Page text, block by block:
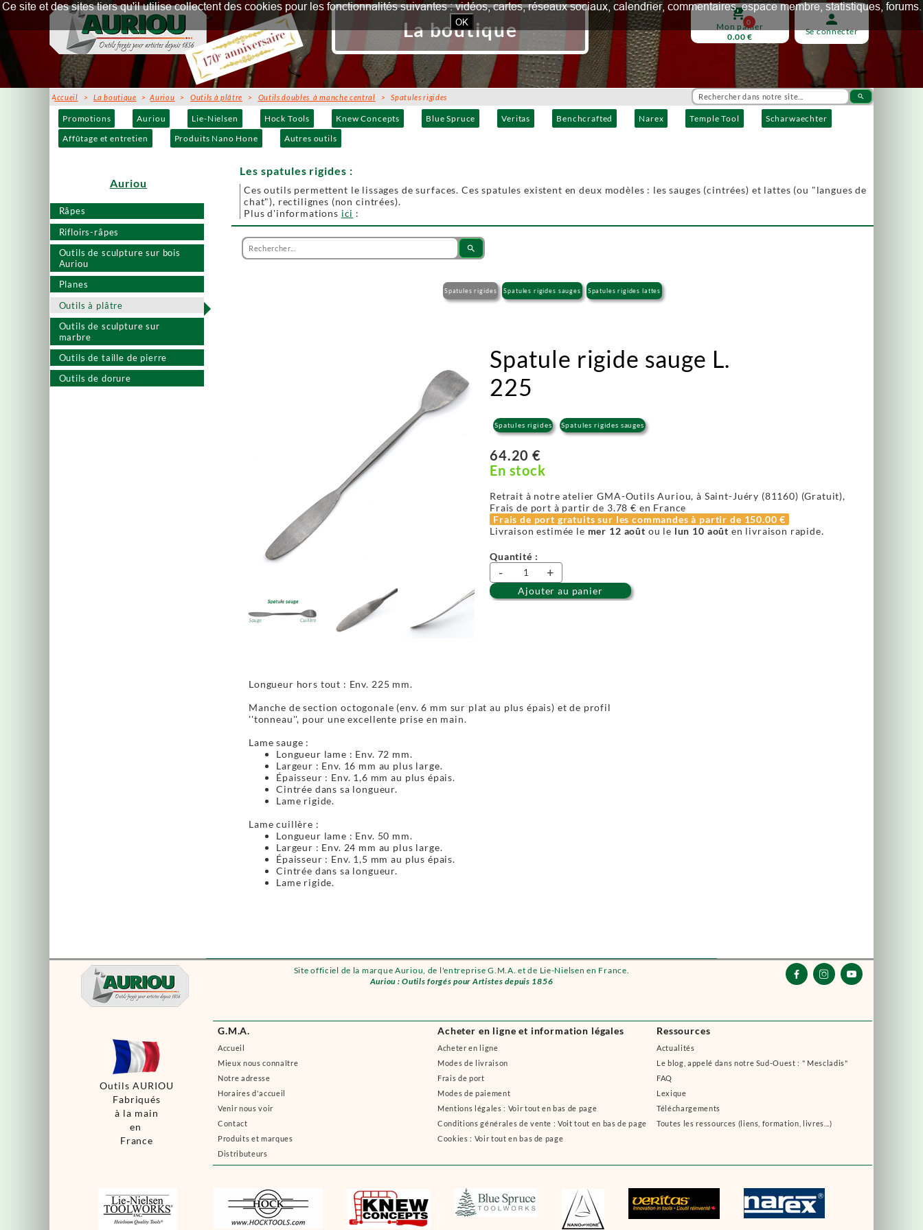
Site officiel de la marque Auriou, de l'entreprise G.M.A. et de Lie-Nielsen en France.
Auriou : Outils forgés pour Artistes depuis 1856
search
Promotions Auriou Lie-Nielsen Hock Tools Knew Concepts Blue Spruce Veritas Benchcrafted Narex Temple Tool
Scharwaechter
Affûtage et entretien
Produits Nano Hone Autres outils
person
Se connecter
shopping_cart
0
Mon panier
0.00 €
Râpes
Rifloirs-râpes
Outils de sculpture sur bois
Auriou
Planes
Outils à plâtre
Outils de sculpture sur
marbre
Outils de taille de pierre
Outils de dorure
G.M.A.
Accueil
Mieux nous connaître
Notre adresse
Horaires d'accueil
Venir nous voir
Contact
Produits et marques
Distributeurs
Acheter en ligne et information légales
Acheter en ligne
Modes de livraison
Frais de port
Modes de paiement
Mentions légales : Voir tout en bas de page
Conditions générales de vente : Voit tout en bas de page
Cookies : Voir tout en bas de page
Ressources
Actualités
Le blog, appelé dans notre Sud-Ouest : " Mescladis"
FAQ
Lexique
Téléchargements
Toutes les ressources (liens, formation, livres...)
  
Outils AURIOU
Fabriqués
à la main
en
France
La boutique
Accueil >La boutique >Auriou >Outils à plâtre > Outils doubles à manche central > Spatules rigides
Auriou
Les spatules rigides :
Ces outils permettent le lissages de surfaces. Ces spatules existent en deux modèles : les sauges (cintrées) et lattes (ou "langues de
chat"), rectilignes (non cintrées).
Plus d'informations ici :
search
Spatules rigides Spatules rigides sauges Spatules rigides lattes
Spatule rigide sauge L.
225
Spatules rigides Spatules rigides sauges
64.20 €
En stock
Retrait à notre atelier GMA-Outils Auriou, à Saint-Juéry (81160) (Gratuit),
Frais de port à partir de 3.78 € en France
Frais de port gratuits sur les commandes à partir de 150.00 €
Livraison estimée le mer 12 août ou le lun 10 août en livraison rapide.
Quantité :
- +
Ajouter au panier
Longueur hors tout : Env. 225 mm.
Manche de section octogonale (env. 6 mm sur plat au plus épais) et de profil
''tonneau'', pour une excellente prise en main.
Lame sauge :
Longueur lame : Env. 72 mm.
Largeur : Env. 16 mm au plus large.
Épaisseur : Env. 1,6 mm au plus épais.
Cintrée dans sa longueur.
Lame rigide.
Lame cuillère :
Longueur lame : Env. 50 mm.
Largeur : Env. 24 mm au plus large.
Épaisseur : Env. 1,5 mm au plus épais.
Cintrée dans sa longueur.
Lame rigide.
Ce site et des sites tiers qu'il utilise collectent des cookies pour les fonctionnalités suivantes : vidéos, cartes, réseaux sociaux, calendrier, commentaires, espace membre, statistiques, forums.
OK